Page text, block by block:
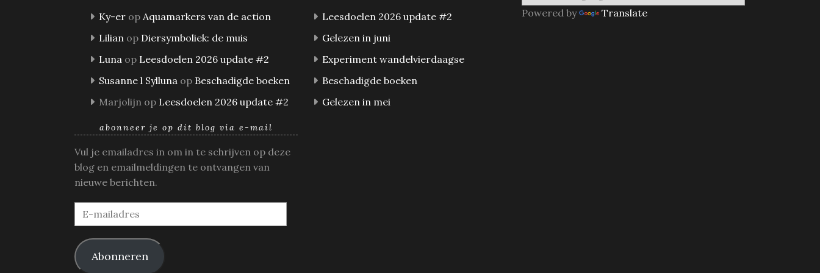
Ky-er op Aquamarkers van de action
Lilian op Diersymboliek: de muis
Luna op Leesdoelen 2026 update #2
Susanne l Sylluna op Beschadigde boeken
Marjolijn op Leesdoelen 2026 update #2
Leesdoelen 2026 update #2
Gelezen in juni
Experiment wandelvierdaagse
Beschadigde boeken
Gelezen in mei
Powered by Translate
abonneer je op dit blog via e-mail
Vul je emailadres in om in te schrijven op deze
blog en emailmeldingen te ontvangen van
nieuwe berichten.
E-
mailadres
Abonneren